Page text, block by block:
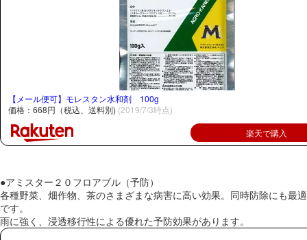
【メール便可】モレスタン水和剤 100g
価格：668円（税込、送料別) (2019/7/3時点)
楽天で購入
●アミスター２０フロアブル（予防）
各種野菜、畑作物、茶のさまざまな病害に高い効果。同時防除にも最適
です。
雨に強く、浸透移行性による優れた予防効果があります。